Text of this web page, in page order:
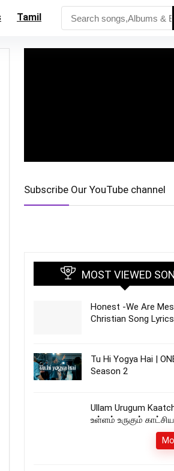
Tamil
Subscribe Our YouTube channel
MOST VIEWED
Honest -We Are
Christian Song Lyrics
Tu Hi Yogya Hai |
Season 2
Ullam Urugum
உள்ளம் உருகும்